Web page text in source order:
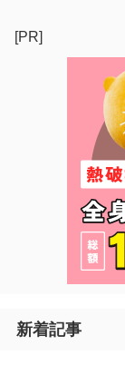
[PR]
新着記事